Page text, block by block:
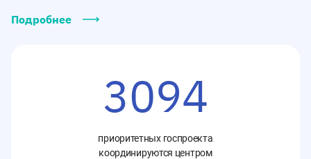
Подробнее
3094
приоритетных госпроекта
координируются центром